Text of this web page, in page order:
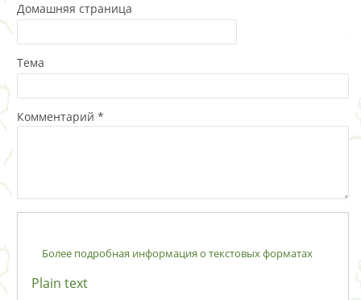
Домашняя страница
Тема
Комментарий *
Более подробная информация о текстовых форматах
Plain text